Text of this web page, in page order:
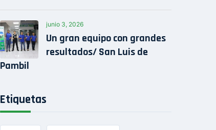
junio 3, 2026
Un gran equipo con grandes
resultados/ San Luis de
Pambil
Etiquetas